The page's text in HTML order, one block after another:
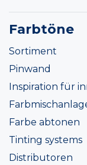
Farbtöne
Sortiment
Pinwand
Inspiration für
Farbe abtonen
Tinting systems
Distributoren